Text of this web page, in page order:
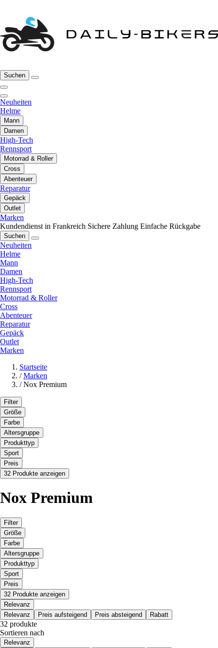
Suchen
Neuheiten
Helme
Mann
Damen
High-Tech
Rennsport
Motorrad & Roller
Cross
Abenteuer
Reparatur
Gepäck
Outlet
Marken
Kundendienst in Frankreich Sichere Zahlung Einfache Rückgabe
Suchen
Neuheiten
Helme
Mann
Damen
High-Tech
Rennsport
Motorrad & Roller
Cross
Abenteuer
Reparatur
Gepäck
Outlet
Marken
Startseite
/ Marken
/ Nox Premium
Filter
Größe
Farbe
Altersgruppe
Produkttyp
Sport
Preis
32 Produkte anzeigen
Nox Premium
Filter
Größe
Farbe
Altersgruppe
Produkttyp
Sport
Preis
32 Produkte anzeigen
Relevanz
Relevanz
Preis aufsteigend Preis absteigend Rabatt
32 produkte
Sortieren nach
Relevanz